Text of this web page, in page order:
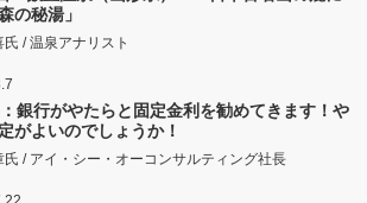
の秘湯」
/ 温泉アナリスト
銀行がやたらと固定金利を勧めてきます！や
がよいのでしょうか！
氏 / アイ・シー・オーコンサルティング社長